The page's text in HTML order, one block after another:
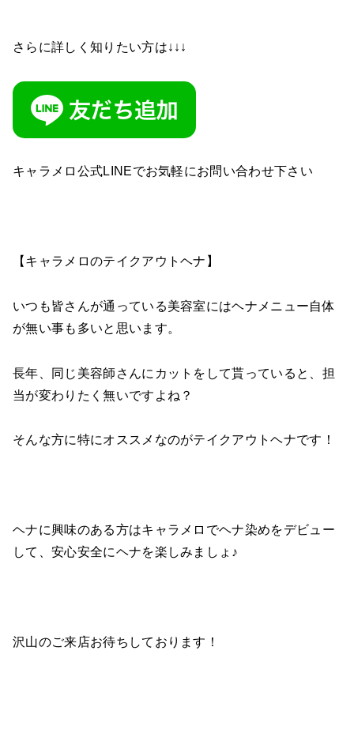
さらに詳しく知りたい方は↓↓↓
キャラメロ公式LINEでお気軽にお問い合わせ下さい
【キャラメロのテイクアウトヘナ】
いつも皆さんが通っている美容室にはヘナメニュー自体
が無い事も多いと思います。
長年、同じ美容師さんにカットをして貰っていると、担
当が変わりたく無いですよね？
そんな方に特にオススメなのがテイクアウトヘナです！
ヘナに興味のある方はキャラメロでヘナ染めをデビュー
して、安心安全にヘナを楽しみましょ♪
沢山のご来店お待ちしております！